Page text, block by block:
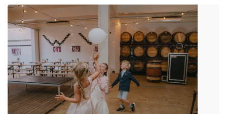
Fotografen
Photobooths
Videografie
Feestzalen
Vergaderzalen
Seminarieruimte
DJ's
Zangers
Eventplanners
Weddingplanners